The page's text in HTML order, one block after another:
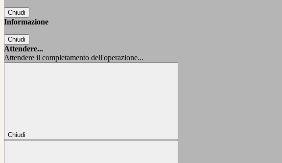
Chiudi
Informazione
Chiudi
Attendere...
Attendere il completamento dell'operazione...
Chiudi